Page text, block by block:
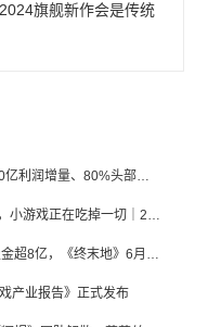
旗舰新作会是传统
游戏AI“账本”公开：500亿利润增量、80%头部入局，谁在闷声发财？
端游“复活”，出海狂飙，小游戏正在吃掉一切｜2026上半年产业报告
仅苹果谷歌商店半年吸金超8亿，《终末地》6月份收入显著回暖
产业报告》正式发布